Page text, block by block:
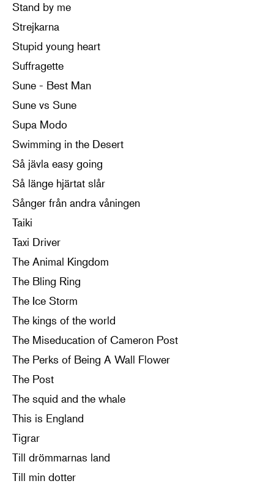
Stand by me
Strejkarna
Stupid young heart
Suffragette
Sune - Best Man
Sune vs Sune
Supa Modo
Swimming in the Desert
Så jävla easy going
Så länge hjärtat slår
Sånger från andra våningen
Taiki
Taxi Driver
The Animal Kingdom
The Bling Ring
The Ice Storm
The kings of the world
The Miseducation of Cameron Post
The Perks of Being A Wall Flower
The Post
The squid and the whale
This is England
Tigrar
Till drömmarnas land
Till min dotter